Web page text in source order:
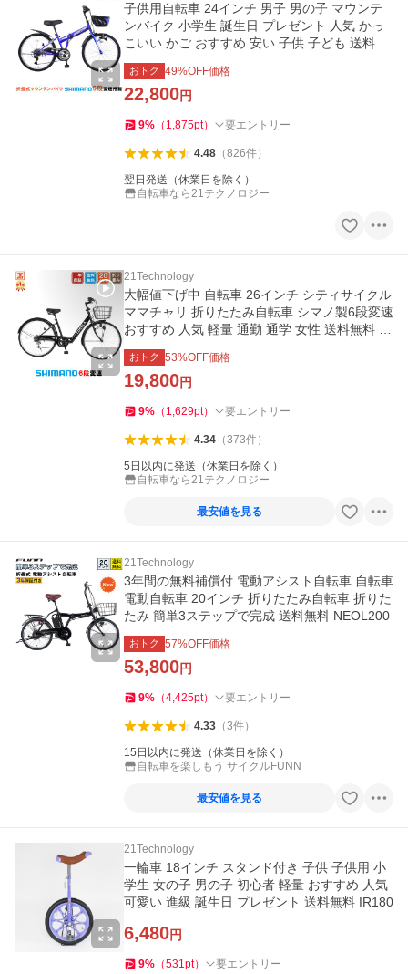
子供用自転車 24インチ 男子 男の子 マウンテ
ンバイク 小学生 誕生日 プレゼント 人気 かっ
こいい かご おすすめ 安い 子供 子ども 送料無
料 SKD246
おトク 49%OFF価格
22,800円
9% （ 1,875pt） 要エントリー
4.48（826件）
翌日発送（休業日を除く）
自転車なら21テクノロジー
21Technology
大幅値下げ中 自転車 26インチ シティサイクル
ママチャリ 折りたたみ自転車 シマノ製6段変速
おすすめ 人気 軽量 通勤 通学 女性 送料無料 C
T266
おトク 53%OFF価格
19,800円
9% （ 1,629pt） 要エントリー
4.34（373件）
5日以内に発送（休業日を除く）
自転車なら21テクノロジー
最安値を見る
21Technology
3年間の無料補償付 電動アシスト自転車 自転車
電動自転車 20インチ 折りたたみ自転車 折りた
たみ 簡単3ステップで完成 送料無料 NEOL200
おトク 57%OFF価格
53,800円
9% （4,425pt） 要エントリー
4.33（3件）
15日以内に発送（休業日を除く）
自転車を楽しもう サイクルFUNN
最安値を見る
21Technology
一輪車 18インチ スタンド付き 子供 子供用 小
学生 女の子 男の子 初心者 軽量 おすすめ 人気
可愛い 進級 誕生日 プレゼント 送料無料 IR180
6,480円
9% （531pt） 要エントリー